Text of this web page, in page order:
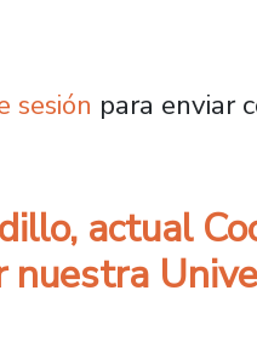
Centro de
sesión para enviar
actual